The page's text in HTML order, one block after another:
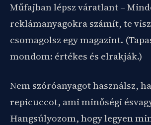
Műfajban lépsz váratlant –
reklámanyagokra számít, te
csomagolsz egy magazint.
mondom: értékes és elrakják.)
Nem szóróanyagot használsz,
repicuccot, ami minőségi
Hangsúlyozom, hogy legyen